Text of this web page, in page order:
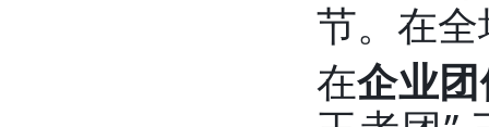
节。在
在企业